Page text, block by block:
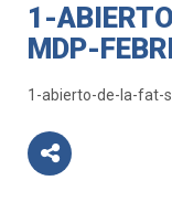
1-
MDP-
1-abierto-de-la-fat-